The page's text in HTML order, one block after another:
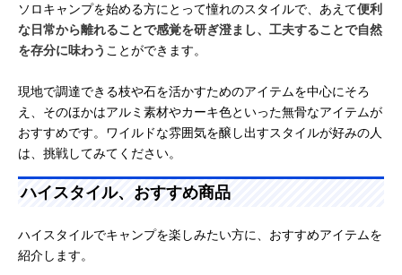
ソロキャンプを始める方にとって憧れのスタイルで、あえて便利
な日常から離れることで感覚を研ぎ澄まし、工夫することで自然
を存分に味わう ことができます。
現地で調達できる枝や石を活かすためのアイテムを中心にそろ
え、そのほかはアルミ素材やカーキ色といった無骨なアイテムが
おすすめです。ワイルドな雰囲気を醸し出すスタイルが好みの人
は、挑戦してみてください。
ハイスタイル、おすすめ商品
ハイスタイルでキャンプを楽しみたい方に、おすすめアイテムを
紹介します。